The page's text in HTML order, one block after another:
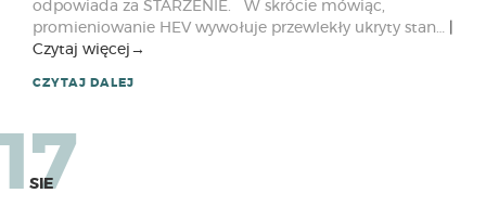
odpowiada za STARZENIE. W skrócie mówiąc,
promieniowanie HEV wywołuje przewlekły ukryty stan…
Czytaj więcej →
CZYTAJ DALEJ
17
SIE